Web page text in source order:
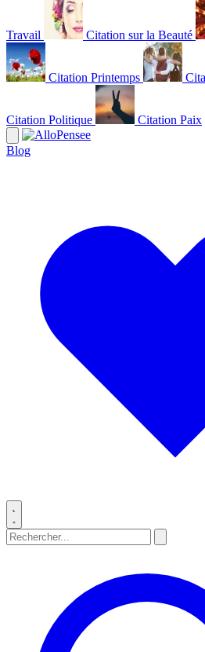
Travail Citation sur la Beauté
Citation Printemps
Citation Politique Citation Paix
Blog